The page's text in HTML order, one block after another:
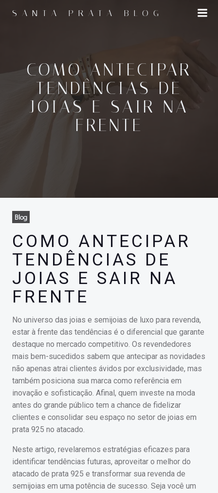
para
SANTA PRATA BLOG
COMO ANTECIPAR
TENDÊNCIAS DE
JOIAS E SAIR NA
FRENTE
Blog
COMO ANTECIPAR
TENDÊNCIAS DE
JOIAS E SAIR NA
FRENTE
No universo das joias e semijoias de luxo para revenda,
estar à frente das tendências é o diferencial que garante
destaque no mercado competitivo. Os revendedores
mais bem-sucedidos sabem que antecipar as novidades
não apenas atrai clientes ávidos por exclusividade, mas
também posiciona sua marca como referência em
inovação e sofisticação. Afinal, quem investe na moda
antes do grande público tem a chance de fidelizar
clientes e consolidar seu espaço no setor de joias em
prata 925 no atacado.
Neste artigo, revelaremos estratégias eficazes para
identificar tendências futuras, aproveitar o melhor do
atacado de prata 925 e transformar sua revenda de
semijoias em uma potência de sucesso. Seja você um